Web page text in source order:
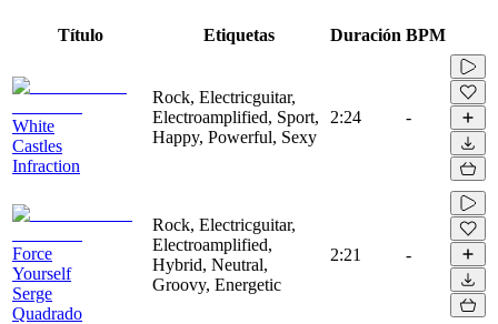
Título Etiquetas Duración BPM
White
Castles
Infraction
Rock, Electricguitar,
Electroamplified, Sport,
Happy, Powerful, Sexy
2:24 -
Force
Yourself
Serge
Quadrado
Rock, Electricguitar,
Electroamplified,
Hybrid, Neutral,
Groovy, Energetic
2:21 -